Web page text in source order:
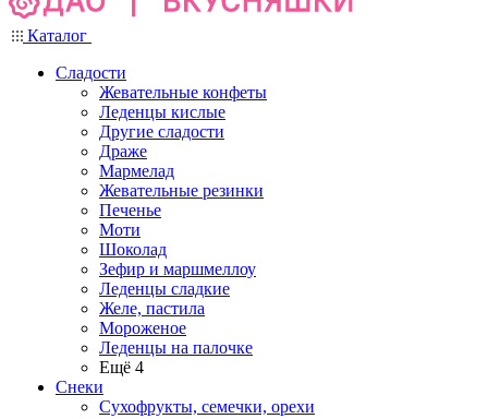
Каталог
Сладости
Жевательные конфеты
Леденцы кислые
Другие сладости
Драже
Мармелад
Жевательные резинки
Печенье
Моти
Шоколад
Зефир и маршмеллоу
Леденцы сладкие
Желе, пастила
Мороженое
Леденцы на палочке
Ещё 4
Снеки
Сухофрукты, семечки, орехи